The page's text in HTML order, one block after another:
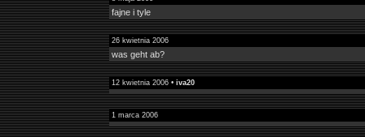
fajne i tyle
26 kwietnia 2006
was geht ab?
12 kwietnia 2006 • iva20
1 marca 2006